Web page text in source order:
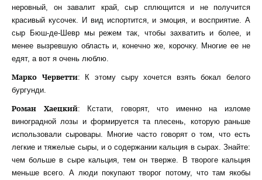
неровный, он завалит край, сыр сплющится и не получится
красивый кусочек. И вид испортится, и эмоция, и восприятие. А
сыр Бюш-де-Шевр мы режем так, чтобы захватить и более, и
менее вызревшую область и, конечно же, корочку. Многие ее не
едят, а вот я очень люблю.
Марко Черветти: К этому сыру хочется взять бокал белого
бургунди.
Роман Хаецкий: Кстати, говорят, что именно на изломе
виноградной лозы и формируется та плесень, которую раньше
использовали сыровары. Многие часто говорят о том, что есть
легкие и тяжелые сыры, и о содержании кальция в сырах. Знайте:
чем больше в сыре кальция, тем он тверже. В твороге кальция
меньше всего. А люди покупают творог потому, что там якобы